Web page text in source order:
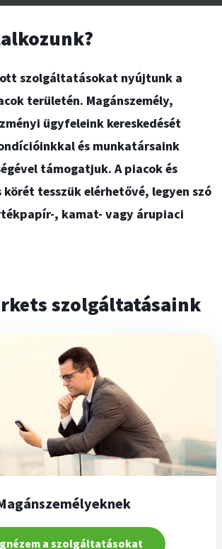
szolgáltatásokat nyújtunk a
területén. Magánszemély,
ügyfeleink kereskedését
és munkatársaink
támogatjuk. A piacok és
körét tesszük elérhetővé, legyen szó
, kamat- vagy árupiaci
szolgáltatásaink
a szolgáltatásokat